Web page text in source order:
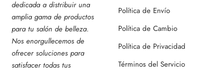
dedicada a distribuir una
amplia gama de productos
para tu salón de belleza.
Nos enorgullecemos de
ofrecer soluciones para
satisfacer todas tus
Política de Envío
Política de Cambio
Política de Privacidad
Términos del Servicio